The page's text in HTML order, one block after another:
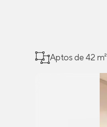
Aptos de 42 m²